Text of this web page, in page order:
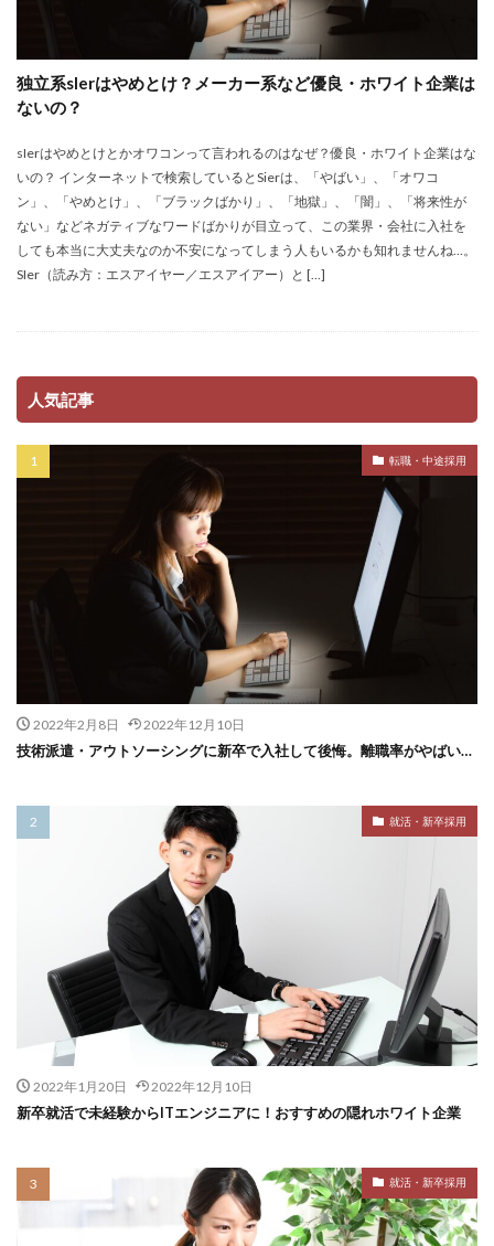
独立系sIerはやめとけ？メーカー系など優良・ホワイト企業は
ないの？
sIerはやめとけとかオワコンって言われるのはなぜ？優良・ホワイト企業はな
いの？ インターネットで検索しているとSierは、「やばい」、「オワコ
ン」、「やめとけ」、「ブラックばかり」、「地獄」、「闇」、「将来性が
ない」などネガティブなワードばかりが目立って、この業界・会社に入社を
しても本当に大丈夫なのか不安になってしまう人もいるかも知れませんね…。
SIer（読み方：エスアイヤー／エスアイアー）と […]
人気記事
転職・中途採用
2022年2月8日 2022年12月10日
技術派遣・アウトソーシングに新卒で入社して後悔。離職率がやばい…
就活・新卒採用
2022年1月20日 2022年12月10日
新卒就活で未経験からITエンジニアに！おすすめの隠れホワイト企業
就活・新卒採用